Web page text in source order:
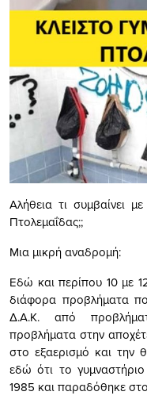
Αλήθεια τι συμβαίνει
Πτολεμαΐδας;;
Μια μικρή αναδρομή:
Εδώ και περίπου 10 με
διάφορα προβλήματα
Δ.Α.Κ. από
προβλήματα στην
στο εξαερισμό και την
εδώ ότι το
1985 και παραδόθηκε